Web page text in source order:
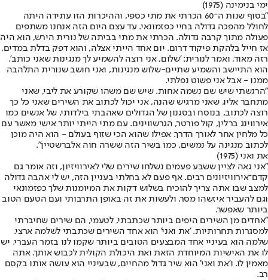
ימי בנימינה (1975)
"בסוף שנות ה־60 הכרתי את מתי כספי, וההיכרות הזו עתידה היתה
לחולל מהפכה גדולה בחיי כפזמונאי. עד עצם היום הזה אנחנו משתפים
פעולה מתוך קרבה גדולה. הכרתי את מתי בביתה של נורית הירש, הוא היה
אז חייל בלהקת פיקוד דרום. יום אחד הייתי אצלה, והוא דפק בדלת במדים,
רזה מאוד, ואמר לנורית: 'שלום, אני רוצה להשמיע לך מנגינות שאני כותב'.
הוא התיישב והשמיע שתיים-שלוש מנגינות, ואני חושב שנורית התלהבה
ממנו - אבל אני פשוט נפלתי.
"הרגשתי שיש שם נשמה אחות. שיש שם משהו שקורע את ליבי, שאני
מתחבר אליו, שאני מרגיש שהנה, אני יכול לכתוב את השירים שאני כל כך
רוצה לכתוב, בנוסח ובסגנון של הגדולים שאהבתי בילדותי, של אנשים כמו
אירווינג ברלין, קול פורטר, הגרשווינים. עם מתי הייתי יותר אישי מאשר עם
כל מלחין אחר לאורך הדרך. אפילו שהוא הכי שזוף בעולם - הוא היה מוכן
לכתוב מנגינה על נמשים, כמו בשיר הזה ששרה חוה אלברשטיין".
את ואני (1975)
"אני גאה לציין ששבע פעמים נשלחו שירים שלי לאירוויזיון, וזה אומר גם
קדם־אירוויזיונים רבים. אף פעם לא בחלתי בעניין הזה, יש לי אהבה גדולה
למצב שבו אתה צריך להוכיח בשלוש דקות את המיומנות שלך כפזמונאי
וגם להעביר איזשהו מסר, ולעשות את זה באופן התרבותי ועם הטעם הטוב
ביותר שאפשר.
"אחדים מן השירים היפים ביותר שכתבתי, לטעמי, הם שירים שחיברתי
למסגרות תחרותיות. 'את ואני' הוא אחד השירים שכתבתי לשלמה ארצי.
שלמה הוא בעיניי אחד המבצעים הטובים ביותר שקמו לנו בזמר העברי. יש
לו את האישיות המיוחדת הזאת ואת היכולת הקולית לכבוש אותך. אתה
מאמין לו. ו'את ואני' הוא שיר גדול מהחיים, שבעיניי הוא עושה אותו בקסם
רב.